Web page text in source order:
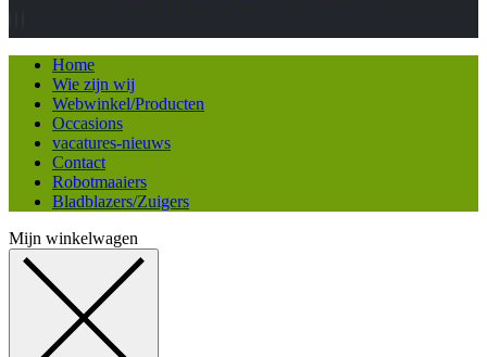
Home
Wie zijn wij
Webwinkel/Producten
Occasions
vacatures-nieuws
Contact
Robotmaaiers
Bladblazers/Zuigers
Mijn winkelwagen